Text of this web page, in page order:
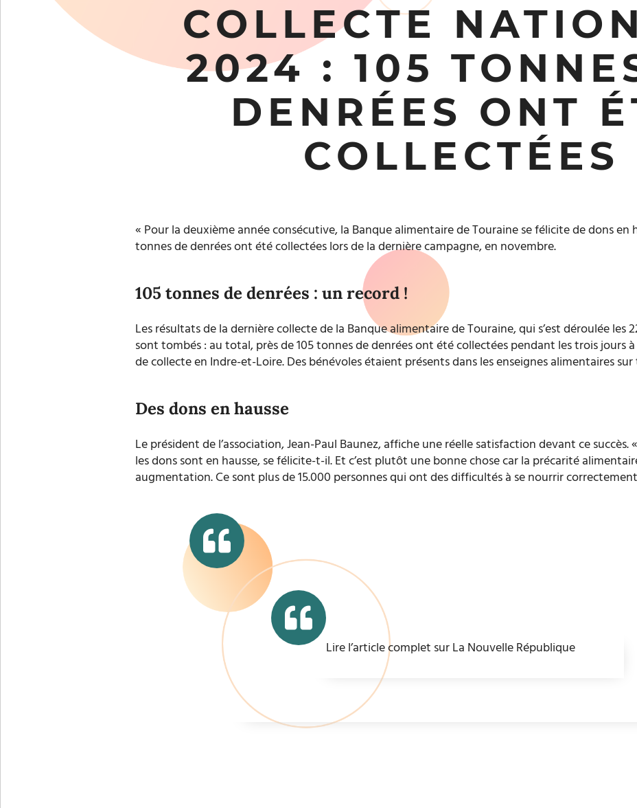
COLLECTE
2024 : 105
DENRÉES ONT
COLLECTÉES
« Pour la deuxième année consécutive, la Banque alimentaire de Touraine se félicite de dons en
tonnes de denrées ont été collectées lors de la dernière campagne, en novembre.
105 tonnes de denrées : un record !
Les résultats de la dernière collecte de la Banque alimentaire de Touraine, qui s’est déroulée les
sont tombés : au total, près de 105 tonnes de denrées ont été collectées pendant les trois jours
de collecte en Indre-et-Loire. Des bénévoles étaient présents dans les enseignes alimentaires
Des dons en hausse
Le président de l’association, Jean-Paul Baunez, affiche une réelle satisfaction devant ce succès.
les dons sont en hausse, se félicite-t-il. Et c’est plutôt une bonne chose car la précarité
augmentation. Ce sont plus de 15.000 personnes qui ont des difficultés à se nourrir
Lire l’article complet sur La Nouvelle République